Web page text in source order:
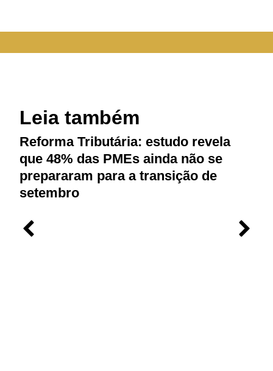
Leia também
Reforma Tributária: estudo revela
que 48% das PMEs ainda não se
prepararam para a transição de
setembro